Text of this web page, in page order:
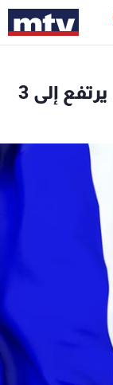
قتلى عمليات دهم سان دوني يرتفع إلى 3